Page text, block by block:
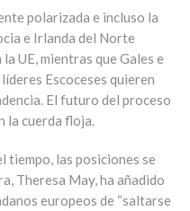
polarizada e incluso la
e Irlanda del Norte
UE, mientras que Gales e
Escoceses quieren
El futuro del proceso
la cuerda floja.
tiempo, las posiciones se
Theresa May, ha añadido
europeos de “saltarse